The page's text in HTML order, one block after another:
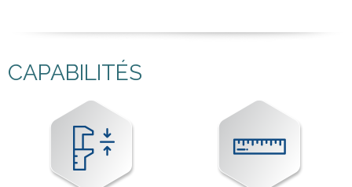
CAPABILITÉS